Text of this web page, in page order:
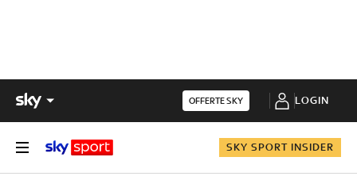
OFFERTE SKY LOGIN
SKY SPORT INSIDER